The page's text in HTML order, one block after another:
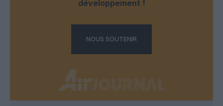
développement !
NOUS SOUTENIR